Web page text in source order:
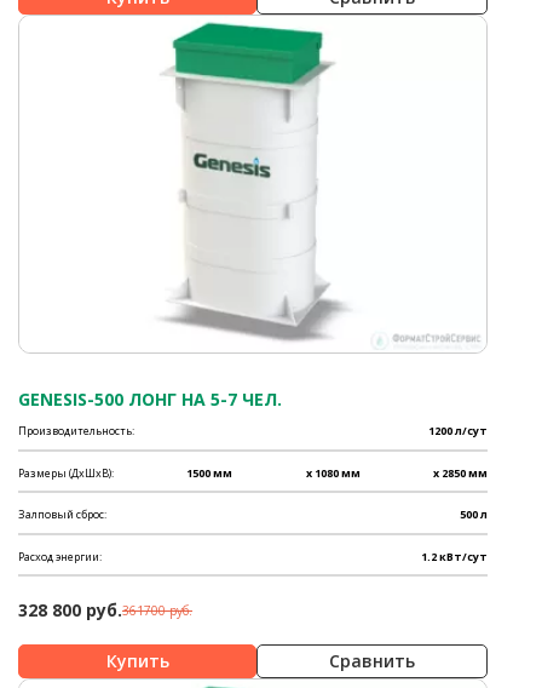
GENESIS-500 ЛОНГ НА 5-7 ЧЕЛ.
Производительность: 1200 л/сут
Размеры (ДхШхВ): 1500 мм x 1080 мм x 2850 мм
Залповый сброс: 500 л
Расход энергии: 1.2 кВт/сут
328 800 руб.361700 руб.
Сравнить